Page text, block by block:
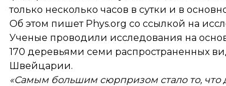
только несколько часов в сутки и в
Об этом пишетPhys.org со ссылкой на
Ученые проводили исследования на
170 деревьями семи распространенных
Швейцарии.
«Самым большим сюрпризом стало то, что